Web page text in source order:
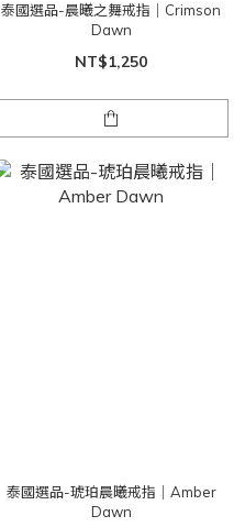
泰國選品-晨曦之舞戒指｜Crimson
Dawn
NT$1,250
泰國選品-琥珀晨曦戒指｜Amber
Dawn